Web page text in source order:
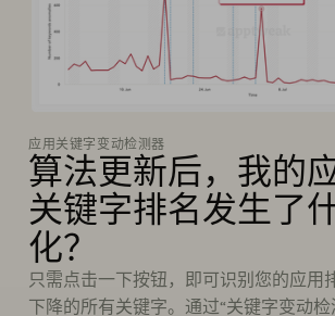
应用关键字变动检测器
算法更新后，我的
关键字排名发生了
化？
只需点击一下按钮，即可识别您的应用
下降的所有关键字。通过“关键字变动